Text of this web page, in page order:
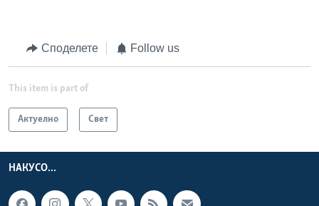
Споделете Follow us
This item is part of
Актуелно Свет
НАКУСО...